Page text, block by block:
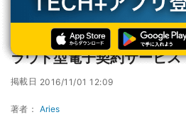
GMOクラウド、メール上で契約締結できるク
GMOクラウド、メール上
ラウド型電子契約サービス
掲載日 2016/11/01 12:09
著者： Aries